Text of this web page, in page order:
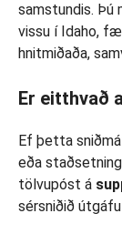
samstundis. Þú
vissu í Idaho,
hnitmiðaða,
Er eitthvað
Ef þetta
eða
tölvupóst á
sérsniðið